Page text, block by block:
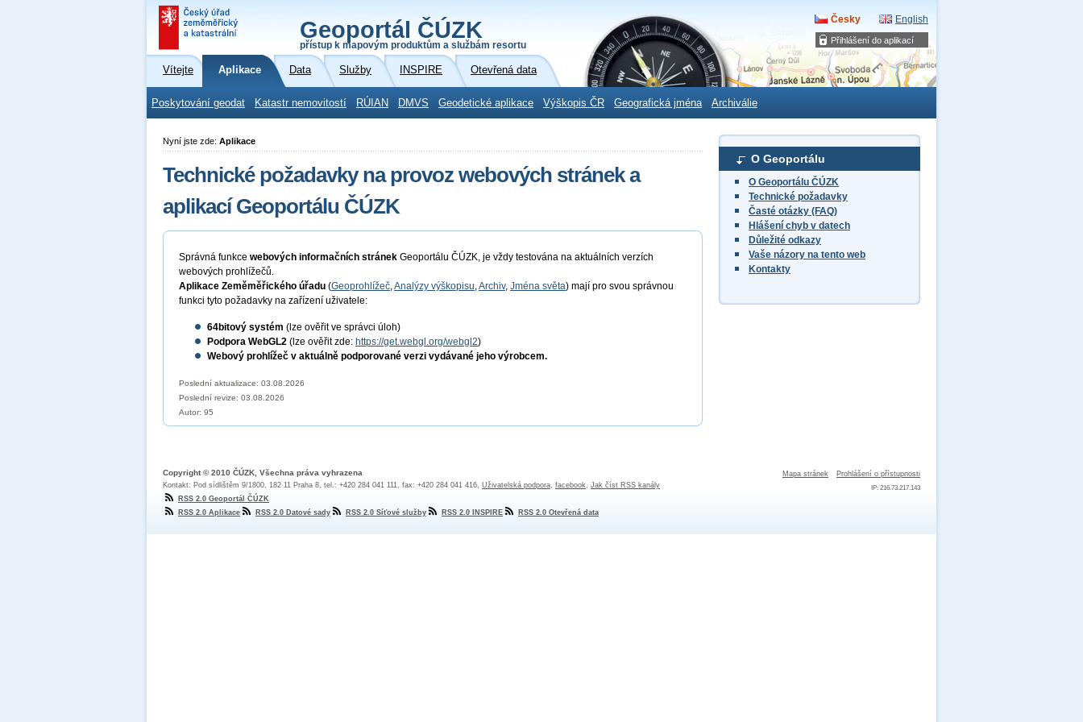
Přihlášení do aplikací
Geoportál ČÚZK
přístup k mapovým produktům a službám resortu
Česky English
Vítejte Aplikace Data Služby INSPIRE Otevřená data
Poskytování geodat Katastr nemovitostí RÚIAN DMVS Geodetické aplikace Výškopis ČR Geografická jména Archiválie
O Geoportálu
O Geoportálu ČÚZK
Technické požadavky
Časté otázky (FAQ)
Hlášení chyb v datech
Důležité odkazy
Vaše názory na tento web
Kontakty
Nyní jste zde: Aplikace
Technické požadavky na provoz webových stránek a
aplikací Geoportálu ČÚZK
Správná funkce webových informačních stránek Geoportálu ČÚZK, je vždy testována na aktuálních verzích
webových prohlížečů.
Aplikace Zeměměřického úřadu (Geoprohlížeč,Analýzy výškopisu,Archiv, Jména světa) mají pro svou správnou
funkci tyto požadavky na zařízení uživatele:
64bitový systém (lze ověřit ve správci úloh)
Podpora WebGL2 (lze ověřit zde: https://get.webgl.org/webgl2)
Webový prohlížeč v aktuálně podporované verzi vydávané jeho výrobcem.
Poslední aktualizace: 03.08.2026
Poslední revize: 03.08.2026
Autor: 95
Mapa stránek Prohlášení o přístupnosti
IP: 216.73.217.143
Copyright © 2010 ČÚZK, Všechna práva vyhrazena
Kontakt: Pod sídlištěm 9/1800, 182 11 Praha 8, tel.: +420 284 041 111, fax: +420 284 041 416, Uživatelská podpora, facebook, Jak číst RSS kanály
RSS 2.0 Geoportál ČÚZK
RSS 2.0 Aplikace
RSS 2.0 Datové sady RSS 2.0 Síťové služby RSS 2.0 INSPIRE RSS 2.0 Otevřená data